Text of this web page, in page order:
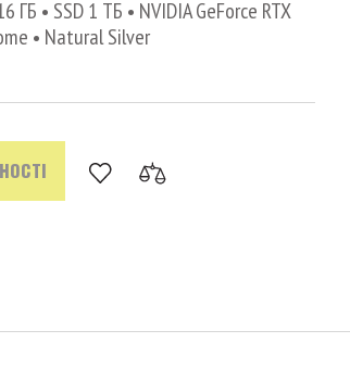
ГБ • SSD 1 ТБ • NVIDIA GeForce RTX
• Natural Silver